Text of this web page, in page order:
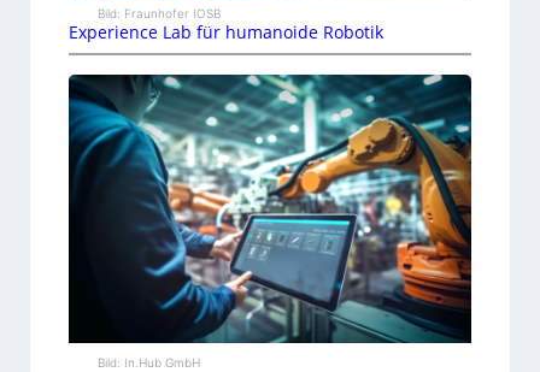
Bild: Fraunhofer IOSB
Experience Lab für humanoide Robotik
Bild: In.Hub GmbH